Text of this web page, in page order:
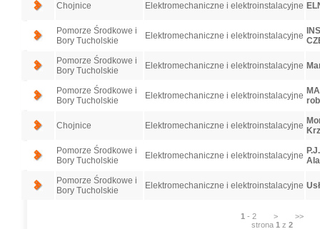
Chojnice Elektromechaniczne i elektroinstalacyjne
Pomorze Środkowe i
Bory Tucholskie
Elektromechaniczne i elektroinstalacyjne
Pomorze Środkowe i
Bory Tucholskie
Elektromechaniczne i elektroinstalacyjne
Pomorze Środkowe i
Bory Tucholskie
Elektromechaniczne i elektroinstalacyjne
Chojnice Elektromechaniczne i elektroinstalacyjne
Pomorze Środkowe i
Bory Tucholskie
Elektromechaniczne i elektroinstalacyjne
Pomorze Środkowe i
Bory Tucholskie
Elektromechaniczne i elektroinstalacyjne
1 - 2 >
>>
strona 1 z 2